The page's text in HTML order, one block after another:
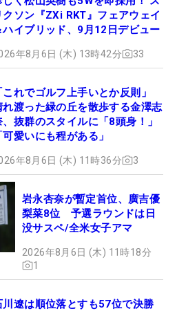
クソン『ZXi RKT』フェアウェイ
ハイブリッド、9月12日デビュー
年8月6日 (木) 13時42分 33
これでゴルフ上手いとか反則」
れ渡った緑の丘を散歩する金澤志
、抜群のスタイルに「8頭身！」
可愛いにも程がある」
年8月6日 (木) 11時36分 3
岩永杏奈が暫定首位、廣吉優
梨菜8位 予選ラウンドは日
没サスペ/全米女子アマ
2026年8月6日 (木) 11時18分
1
川遼は順位落とすも57位で決勝